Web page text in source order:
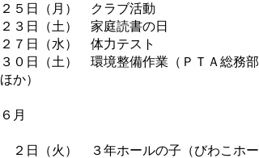
２５日（月） クラブ活動
２３日（土） 家庭読書の日
２７日（水） 体力テスト
３０日（土） 環境整備作業（ＰＴＡ総務部
ほか）
６月
２日（火） ３年ホールの子（びわこホー